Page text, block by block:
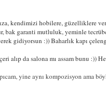
kendimizi hobilere, güzelliklere
bak garanti mutluluk, yeminle
gidiyorsun :)) Baharlık kapı
alıp da salona mı assam bunu :))
yine aynı kompozisyon ama